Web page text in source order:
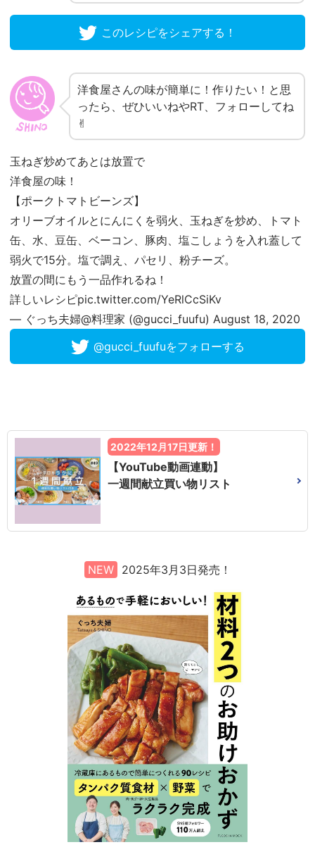
このレシピをシェアする！
洋食屋さんの味が簡単に！作りたい！と思
ったら、ぜひいいねやRT、フォローしてね
✌︎
玉ねぎ炒めてあとは放置で
洋食屋の味！
【ポークトマトビーンズ】
オリーブオイルとにんにくを弱火、玉ねぎを炒め、トマト
缶、水、豆缶、ベーコン、豚肉、塩こしょうを入れ蓋して
弱火で15分。塩で調え、パセリ、粉チーズ。
放置の間にもう一品作れるね！
詳しいレシピpic.twitter.com/YeRlCcSiKv
— ぐっち夫婦@料理家 (@gucci_fuufu) August 18, 2020
@gucci_fuufuをフォローする
2022年12月17日更新！
【YouTube動画連動】
一週間献立買い物リスト
NEW 2025年3月3日発売！